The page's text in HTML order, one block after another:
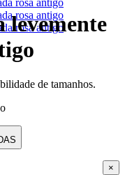
levemente
de tamanhos.
×